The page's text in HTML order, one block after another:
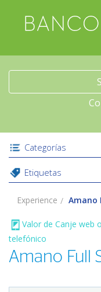
Beneficios
Experience
Acceso
Categorías
Etiquetas
Experience Amano
Valor de Canje web
telefónico
Amano Full